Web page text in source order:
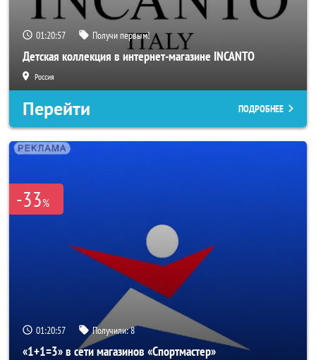
01:20:56 Получи первым!
Детская коллекция в интернет-магазине INCANTO
Россия
Перейти ПОДРОБНЕЕ
-33%
01:20:56 Получили:8
«1+1=3» в сети магазинов «Спортмастер»